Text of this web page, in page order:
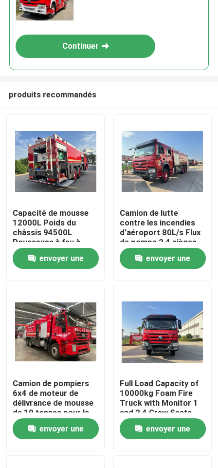
Maison
Produits
Au sujet de nous
Contrôle de qualité
Contactez-nous
Camion de pompiers de sauvetage d'urgence
Camion de pompiers en mousse
Continuer
produits recommandés
Capacité de mousse
12000L Poids du
châssis 94500L
Pousseuse à feu à
poudre sèche pour
l'extinction des
incendies
envoyer une
Camion de lutte
contre les incendies
d'aéroport 80L/s Flux
de pompe 2 4 sièges
d'équipage pour une
réponse efficace aux
incendies
envoyer une
Camion de pompiers
6x4 de moteur de
délivrance de mousse
de 10 tonnes pour la
lutte contre l'incendie
de secoursenvoyer une
Full Load Capacity of
10000kg Foam Fire
Truck with Monitor 1
and 2 4 Crew Seats
envoyer une